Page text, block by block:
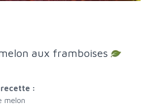
aux framboises
recette :
melon